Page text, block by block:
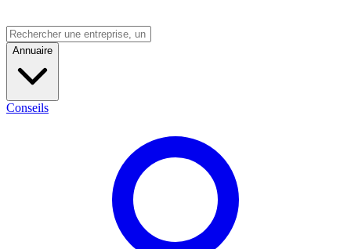
Annuaire
Conseils